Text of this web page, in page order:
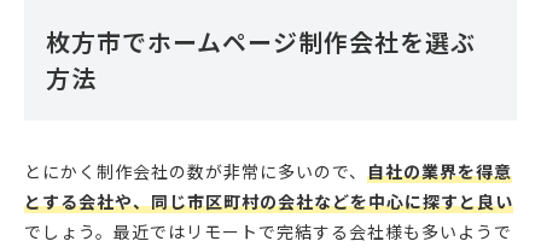
枚方市でホームページ制作会社を選ぶ
方法
とにかく制作会社の数が非常に多いので、 自社の業界を得意
とする会社や、同じ市区町村の会社などを中心に探すと良い
でしょう。最近ではリモートで完結する会社様も多いようで